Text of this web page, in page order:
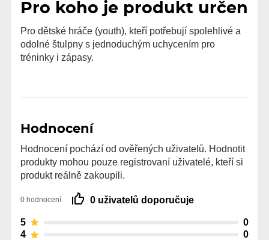
Pro koho je produkt určen
Pro dětské hráče (youth), kteří potřebují spolehlivé a
odolné štulpny s jednoduchým uchycením pro
tréninky i zápasy.
Hodnocení
Hodnocení pochází od ověřených uživatelů. Hodnotit
produkty mohou pouze registrovaní uživatelé, kteří si
produkt reálně zakoupili.
0 hodnocení 0 uživatelů doporučuje
5
0
4
0